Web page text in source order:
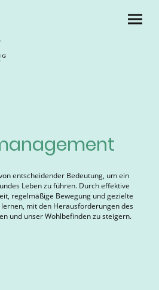
entscheidender Bedeutung, um ein
Leben zu führen. Durch effektive
regelmäßige Bewegung und gezielte
mit den Herausforderungen des
und unser Wohlbefinden zu steigern.